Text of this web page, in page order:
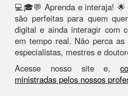
💻🎓💬 Aprenda e interaja! 🌟
são perfeitas para quem
digital e ainda interagir com
em tempo real. Não perca as
especialistas, mestres e
Acesse nosso site e,
ministradas pelos nossos